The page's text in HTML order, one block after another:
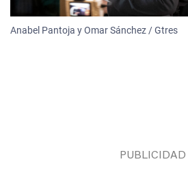
Anabel Pantoja y Omar Sánchez / Gtres